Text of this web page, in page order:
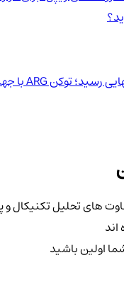
های تحلیل تکنیکال و
اولین باشید